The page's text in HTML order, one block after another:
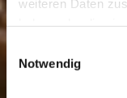
weiteren Daten
Einwilligungsauswahl
Notwendig